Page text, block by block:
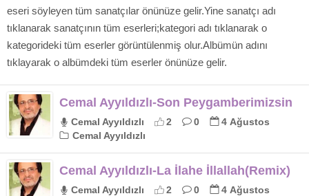
eseri söyleyen tüm sanatçılar önünüze gelir.Yine sanatçı adı
tıklanarak sanatçının tüm eserleri;kategori adı tıklanarak o
kategorideki tüm eserler görüntülenmiş olur.Albümün adını
tıklayarak o albümdeki tüm eserler önünüze gelir.
Cemal Ayyıldızlı-Son Peygamberimizsin
Cemal Ayyıldızlı 2 0
4 Ağustos
Cemal Ayyıldızlı
Cemal Ayyıldızlı-La İlahe İllallah(Remix)
Cemal Ayyıldızlı 2 0
4 Ağustos